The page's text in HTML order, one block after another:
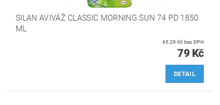
SILAN AVIVÁŽ CLASSIC MORNING SUN 74 PD 1850
ML
65,29 Kč bez DPH
79 Kč
DETAIL